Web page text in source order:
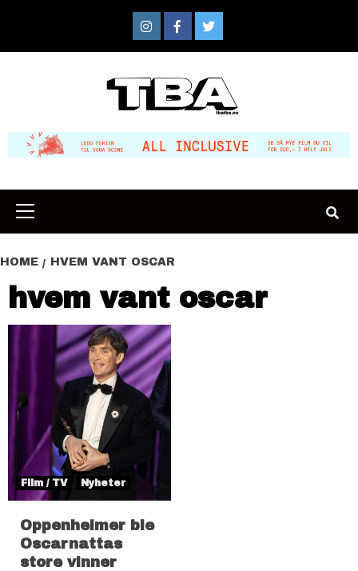
content
InstagramFacebook
Twitter
Primary
Menu
HOME HVEM VANT OSCAR
hvem vant oscar
Film / TV Nyheter
Oppenheimer ble
Oscarnattas
store vinner